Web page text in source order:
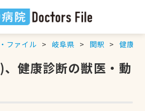
ファイル 岐阜県 関駅 健康診
健康診断の獣医・動